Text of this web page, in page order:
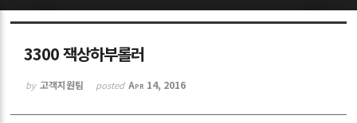
3300 잭상하부롤러
by 고객지원팀 posted Apr 14, 2016
Sketchbook5, 스케치북5